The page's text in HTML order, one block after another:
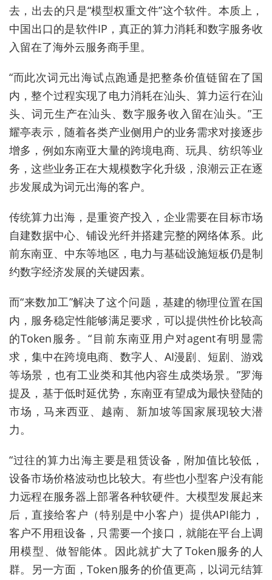
去，出去的只是“模型权重文件”这个软件。本质上，
中国出口的是软件IP，真正的算力消耗和数字服务收
入留在了海外云服务商手里。
“而此次词元出海试点跑通是把整条价值链留在了国
内，整个过程实现了电力消耗在汕头、算力运行在汕
头、词元生产在汕头、数字服务收入留在汕头。”王
耀亭表示，随着各类产业侧用户的业务需求对接逐步
增多，例如东南亚大量的跨境电商、玩具、纺织等业
务，这些业务正在大规模数字化升级，浪潮云正在逐
步发展成为词元出海的客户。
传统算力出海，是重资产投入，企业需要在目标市场
自建数据中心、铺设光纤并搭建完整的网络体系。此
前东南亚、中东等地区，电力与基础设施短板仍是制
约数字经济发展的关键因素。
而“来数加工”解决了这个问题，基建的物理位置在国
内，服务稳定性能够满足要求，可以提供性价比较高
的Token服务。“目前东南亚用户对agent有明显需
求，集中在跨境电商、数字人、AI漫剧、短剧、游戏
等场景，也有工业类和其他内容生成类场景。”罗海
提及，基于低时延优势，东南亚有望成为最快登陆的
市场，马来西亚、越南、新加坡等国家展现较大潜
力。
“过往的算力出海主要是租赁设备，附加值比较低，
设备市场价格波动也比较大。有些也小型客户没有能
力远程在服务器上部署各种软硬件。大模型发展起来
后，直接给客户（特别是中小客户）提供API能力，
客户不用租设备，只需要一个接口，就能在平台上调
用模型、做智能体。因此就扩大了Token服务的人
群。另一方面，Token服务的价值更高，以词元结算